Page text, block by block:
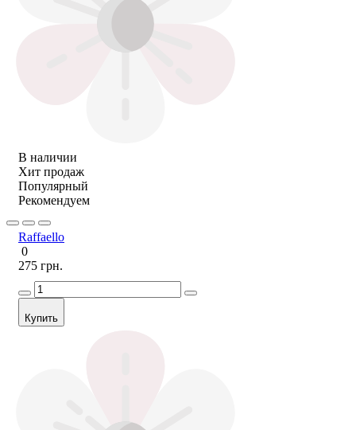
В наличии
Хит продаж
Популярный
Рекомендуем
Raffaello
0
275 грн.
Купить